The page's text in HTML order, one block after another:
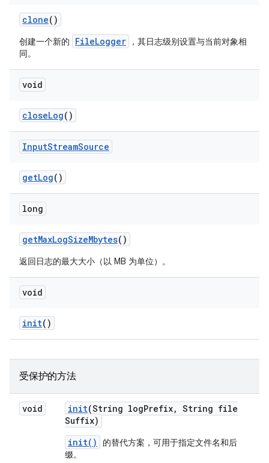
clone()
创建一个新的 FileLogger
，其日志级别设置与当前对象相
同。
void
closeLog()
InputStreamSource
getLog()
long
getMaxLogSizeMbytes()
返回日志的最大大小（以 MB 为单位）。
void
init()
受保护的方法
void init(String logPrefix, String file
Suffix)
init()
的替代方案，可用于指定文件名和后
缀。